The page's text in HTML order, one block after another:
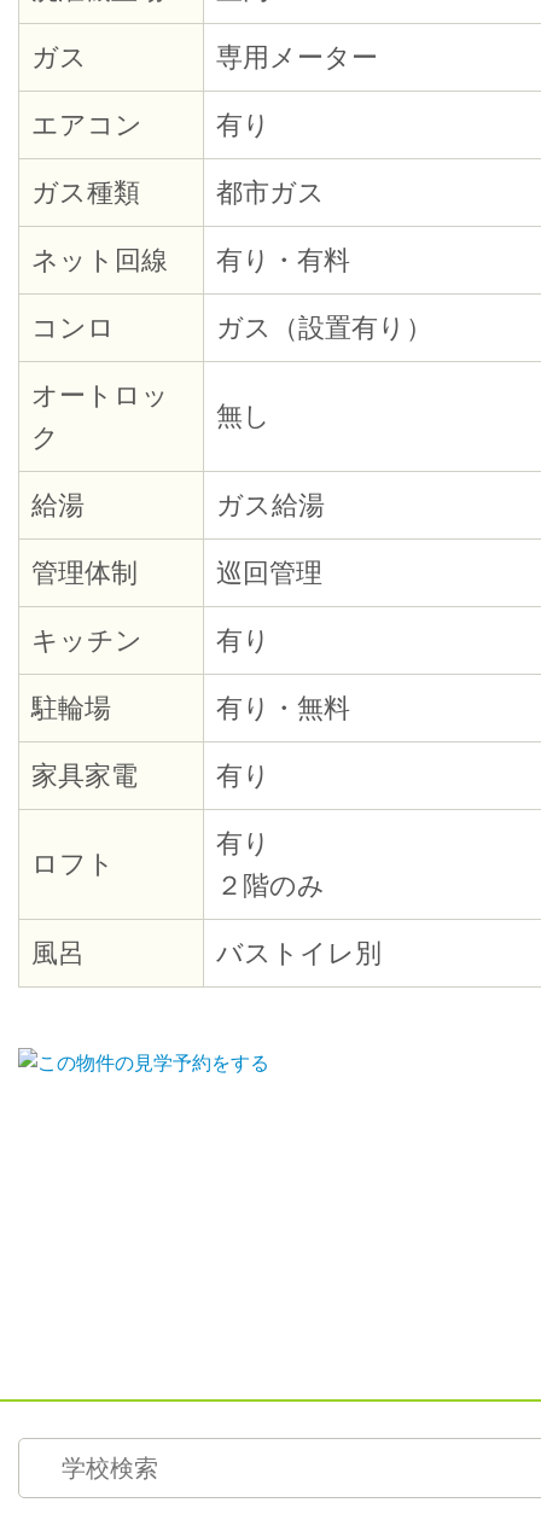
ガス 専用メーター
エアコン 有り
ガス種類 都市ガス
ネット回線 有り・有料
コンロ ガス（設置有り）
オートロッ
ク
無し
給湯 ガス給湯
管理体制 巡回管理
キッチン 有り
駐輪場 有り・無料
家具家電 有り
ロフト
有り
２階のみ
風呂 バストイレ別